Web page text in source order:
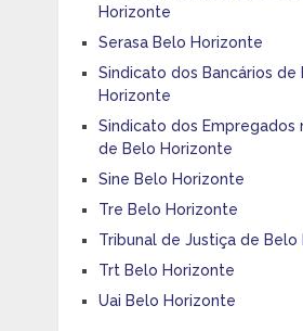
Horizonte
Serasa Belo Horizonte
Sindicato dos Bancários de
Horizonte
Sindicato dos Empregados
de Belo Horizonte
Sine Belo Horizonte
Tre Belo Horizonte
Tribunal de Justiça de Belo
Trt Belo Horizonte
Uai Belo Horizonte